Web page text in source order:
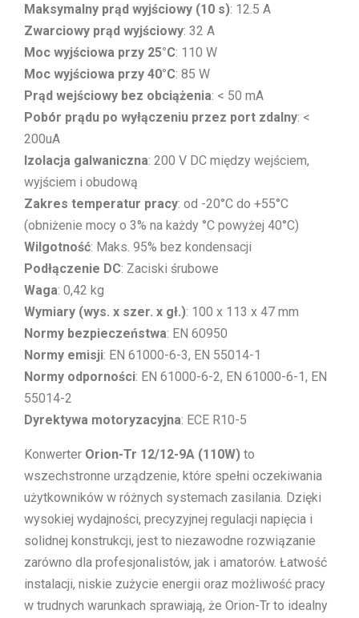
Maksymalny prąd wyjściowy (10 s): 12.5 A
Zwarciowy prąd wyjściowy: 32 A
Moc wyjściowa przy 25°C: 110 W
Moc wyjściowa przy 40°C: 85 W
Prąd wejściowy bez obciążenia: < 50 mA
Pobór prądu po wyłączeniu przez port zdalny: <
200uA
Izolacja galwaniczna: 200 V DC między wejściem,
wyjściem i obudową
Zakres temperatur pracy: od -20°C do +55°C
(obniżenie mocy o 3% na każdy °C powyżej 40°C)
Wilgotność: Maks. 95% bez kondensacji
Podłączenie DC: Zaciski śrubowe
Waga: 0,42 kg
Wymiary (wys. x szer. x gł.): 100 x 113 x 47 mm
Normy bezpieczeństwa: EN 60950
Normy emisji: EN 61000-6-3, EN 55014-1
Normy odporności: EN 61000-6-2, EN 61000-6-1, EN
55014-2
Dyrektywa motoryzacyjna: ECE R10-5
Konwerter Orion-Tr 12/12-9A (110W) to
wszechstronne urządzenie, które spełni oczekiwania
użytkowników w różnych systemach zasilania. Dzięki
wysokiej wydajności, precyzyjnej regulacji napięcia i
solidnej konstrukcji, jest to niezawodne rozwiązanie
zarówno dla profesjonalistów, jak i amatorów. Łatwość
instalacji, niskie zużycie energii oraz możliwość pracy
w trudnych warunkach sprawiają, że Orion-Tr to idealny